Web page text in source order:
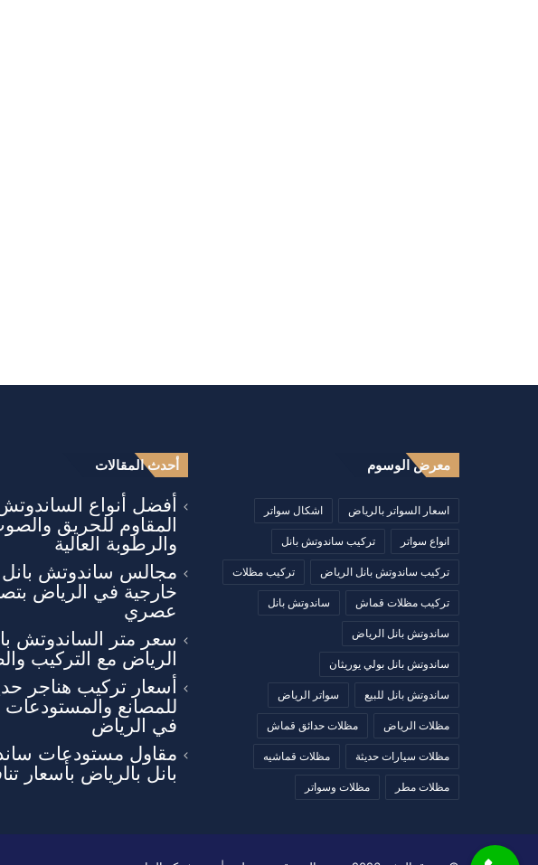
معرض الوسوم
اسعار السواتر بالرياض اشكال سواتر
انواع سواتر تركيب ساندوتش بانل
تركيب ساندوتش بانل الرياض تركيب مظلات
تركيب مظلات قماش ساندوتش بانل
ساندوتش بانل الرياض
ساندوتش بانل بولي يوريثان
ساندوتش بانل للبيع سواتر الرياض
مظلات الرياض مظلات حدائق قماش
مظلات سيارات حديثة مظلات قماشيه
مظلات مطر مظلات وسواتر
أحدث المقالات
أفضل أنواع
المقاوم للحريق
والرطوبة العالية
مجالس ساندوتش بانل
خارجية في الرياض
عصري
سعر متر الساندوتش
الرياض مع التركيب
أسعار تركيب هناجر
للمصانع والمستودعات
في الرياض
مقاول مستودعات
بانل بالرياض بأسعار